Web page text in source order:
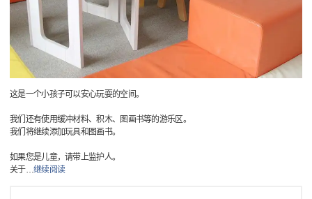
这是一个小孩子可以安心玩耍的空间。
我们还有使用缓冲材料、积木、图画书等的游乐区。
我们将继续添加玩具和图画书。
如果您是儿童，请带上监护人。
关于…继续阅读